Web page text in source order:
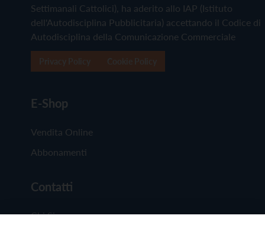
Settimanali Cattolici), ha aderito allo IAP (Istituto
dell'Autodisciplina Pubblicitaria) accettando il Codice di
Autodisciplina della Comunicazione Commerciale
E-Shop
Vendita Online
Abbonamenti
Contatti
Chi Siamo